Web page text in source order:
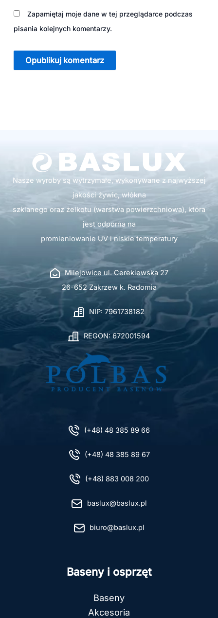
Zapamiętaj moje dane w tej przeglądarce podczas
pisania kolejnych komentarzy.
Nasze wyroby są wytrzymałe, wykonywane z najwyższej
jakości żywic, włókna
szklanego oraz żelkotu (warstwa powierzchniowa), która
jest odporna na
promieniowanie UV i niskie temperatury
Milejowice ul. Cerekiewska 27
26-652 Zakrzew k. Radomia
NIP: 7961738182
REGON: 672001594
(+48) 48 385 89 66
(+48) 48 385 89 67
(+48) 883 008 200
baslux@baslux.pl
biuro@baslux.pl
Baseny i osprzęt
Baseny
Akcesoria